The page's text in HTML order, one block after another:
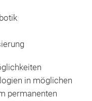
in möglichen
permanenten